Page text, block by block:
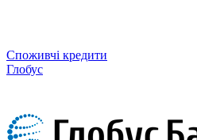
Споживчі кредити
Глобус